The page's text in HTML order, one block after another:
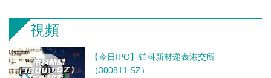
視頻
【今日IPO】铂科新材递表港交所
（300811.SZ）